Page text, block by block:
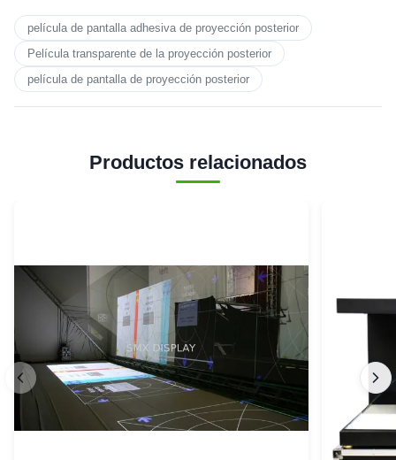
película de pantalla adhesiva de proyección posterior
Película transparente de la proyección posterior
película de pantalla de proyección posterior
Productos relacionados